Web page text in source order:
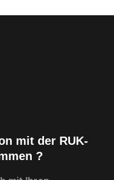
mit der RUK-
?